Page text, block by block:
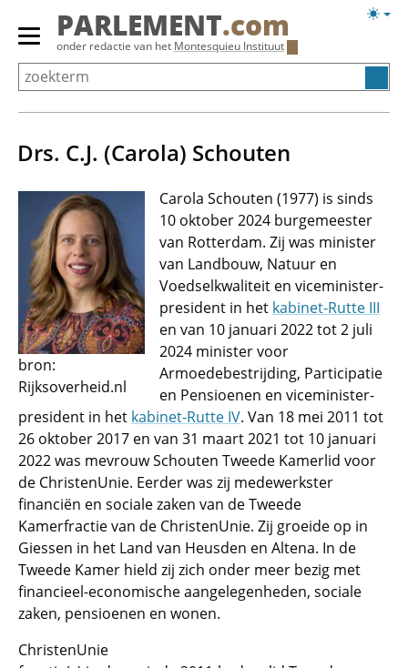
Overslaan
Primair
menu
tonen/verbergen
PARLEMENT.com
onder redactie van het Montesquieu Instituut
Drs. C.J. (Carola) Schouten
bron:
Rijksoverheid.nl
Carola Schouten (1977) is sinds
10 oktober 2024 burgemeester
van Rotterdam. Zij was minister
van Landbouw, Natuur en
Voedselkwaliteit en viceminister-
president in het kabinet-Rutte III
en van 10 januari 2022 tot 2 juli
2024 minister voor
Armoedebestrijding, Participatie
en Pensioenen en viceminister-
president in het kabinet-Rutte IV. Van 18 mei 2011 tot
26 oktober 2017 en van 31 maart 2021 tot 10 januari
2022 was mevrouw Schouten Tweede Kamerlid voor
de ChristenUnie. Eerder was zij medewerkster
financiën en sociale zaken van de Tweede
Kamerfractie van de ChristenUnie. Zij groeide op in
Giessen in het Land van Heusden en Altena. In de
Tweede Kamer hield zij zich onder meer bezig met
financieel-economische aangelegenheden, sociale
zaken, pensioenen en wonen.
ChristenUnie